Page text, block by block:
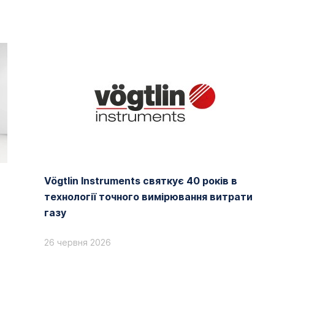
Vögtlin Instruments святкує 40 років в
технології точного вимірювання витрати
газу
26 червня 2026